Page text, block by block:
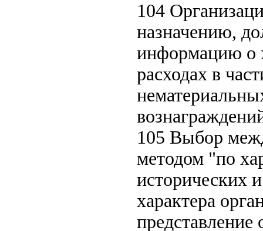
104
назначению,
информацию о
расходах в
105 Выбор
методом "по
исторических
характера
представление